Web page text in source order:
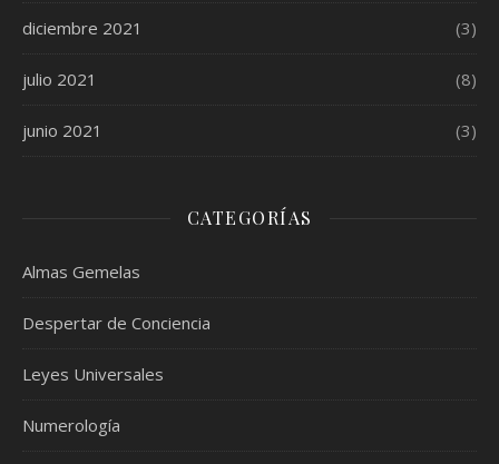
diciembre 2021 (3)
julio 2021 (8)
junio 2021 (3)
CATEGORÍAS
Almas Gemelas
Despertar de Conciencia
Leyes Universales
Numerología